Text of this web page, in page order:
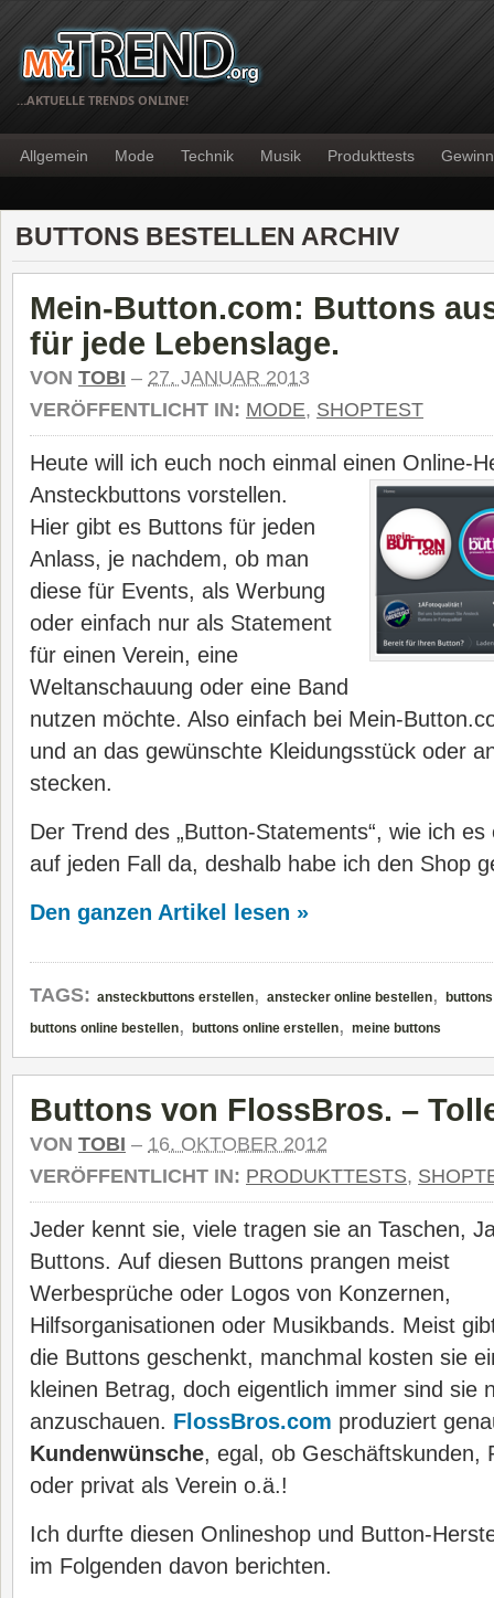
…AKTUELLE TRENDS ONLINE!
Allgemein Mode Technik Musik Produkttests
BUTTONS BESTELLEN ARCHIV
Mein-Button.com: Buttons
für jede Lebenslage.
VON TOBI – 27. JANUAR 2013
VERÖFFENTLICHT IN: MODE, SHOPTEST
Heute will ich euch noch einmal einen Online-
Ansteckbuttons vorstellen.
Hier gibt es Buttons für jeden
Anlass, je nachdem, ob man
diese für Events, als Werbung
oder einfach nur als Statement
für einen Verein, eine
Weltanschauung oder eine Band
nutzen möchte. Also einfach bei Mein-
und an das gewünschte Kleidungsstück oder
stecken.
Der Trend des „Button-Statements“, wie ich
auf jeden Fall da, deshalb habe ich den Shop
Den ganzen Artikel lesen »
TAGS: ansteckbuttons erstellen, anstecker online bestellen,
buttons online bestellen, buttons online erstellen, meine buttons
Buttons von FlossBros. –
VON TOBI – 16. OKTOBER 2012
VERÖFFENTLICHT IN: PRODUKTTESTS,
Jeder kennt sie, viele tragen sie an Taschen,
Buttons. Auf diesen Buttons prangen meist
Werbesprüche oder Logos von Konzernen,
Hilfsorganisationen oder Musikbands. Meist
die Buttons geschenkt, manchmal kosten sie
kleinen Betrag, doch eigentlich immer sind sie
anzuschauen. FlossBros.com produziert
Kundenwünsche, egal, ob Geschäftskunden,
oder privat als Verein o.ä.!
Ich durfte diesen Onlineshop und Button-
im Folgenden davon berichten.